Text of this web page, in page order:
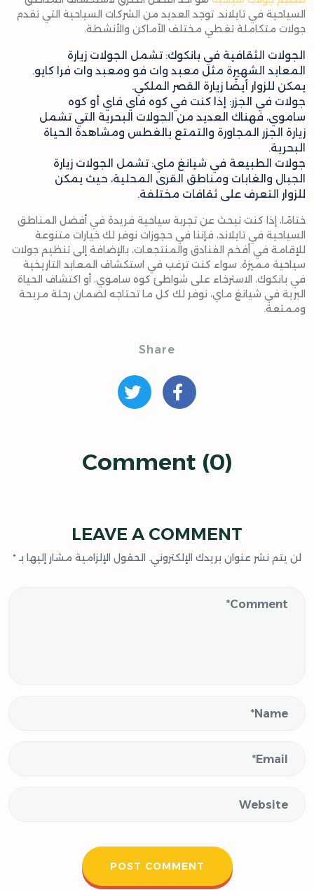
السياحية في تايلاند. توجد العديد من الشركات السياحية التي تقدم
جولات متكاملة تغطي مختلف الأماكن والأنشطة.
الجولات الثقافية في بانكوك: تشمل الجولات زيارة
المعابد الشهيرة مثل معبد وات فو ومعبد وات فرا كايو.
يمكن للزوار أيضًا زيارة القصر الملكي.
جولات في الجزر: إذا كنت في كوه فاي فاي أو كوه
ساموي، فهناك العديد من الجولات البحرية التي تشمل
زيارة الجزر المجاورة والتمتع بالغطس ومشاهدة الحياة
البحرية.
جولات الطبيعة في شيانغ ماي: تشمل الجولات زيارة
الجبال والغابات ومناطق القرى المحلية، حيث يمكن
للزوار التعرف على ثقافات مختلفة.
ختامًا، إذا كنت تبحث عن تجربة سياحية فريدة في أفضل المناطق
السياحية في تايلاند، فإننا في حجوزات نوفر لك خيارات متنوعة
للإقامة في أفخم الفنادق والمنتجعات، بالإضافة إلى تنظيم جولات
سياحية مميزة. سواء كنت ترغب في استكشاف المعابد التاريخية
في بانكوك، الاسترخاء على شواطئ كوه ساموي، أو اكتشاف الحياة
البرية في شيانغ ماي، نوفر لك كل ما تحتاجه لضمان رحلة مريحة
وممتعة.
Share
Comment (0)
LEAVE A COMMENT
لن يتم نشر عنوان بريدك الإلكتروني. الحقول الإلزامية مشار إليها بـ*